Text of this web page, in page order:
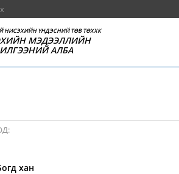
НИСЭХИЙН ҮНДЭСНИЙ ТӨВ ТӨХХК
МЭДЭЭЛЛИЙН
АЛБА
хан